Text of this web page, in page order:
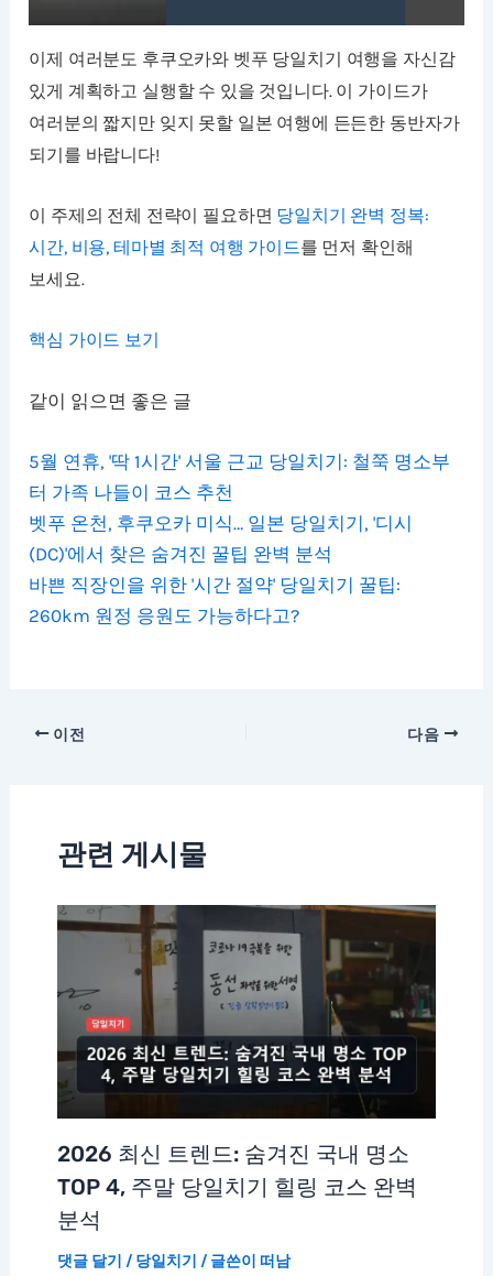
이제 여러분도 후쿠오카와 벳푸 당일치기 여행을 자신감
있게 계획하고 실행할 수 있을 것입니다. 이 가이드가
여러분의 짧지만 잊지 못할 일본 여행에 든든한 동반자가
되기를 바랍니다!
이 주제의 전체 전략이 필요하면 당일치기 완벽 정복:
시간, 비용, 테마별 최적 여행 가이드를 먼저 확인해
보세요.
핵심 가이드 보기
같이 읽으면 좋은 글
5월 연휴, '딱 1시간' 서울 근교 당일치기: 철쭉 명소부
터 가족 나들이 코스 추천
벳푸 온천, 후쿠오카 미식… 일본 당일치기, '디시
(DC)'에서 찾은 숨겨진 꿀팁 완벽 분석
바쁜 직장인을 위한 '시간 절약' 당일치기 꿀팁:
260km 원정 응원도 가능하다고?
이전 다음
관련 게시물
2026 최신 트렌드: 숨겨진 국내 명소
TOP 4, 주말 당일치기 힐링 코스 완벽
분석
댓글 달기 / 당일치기 / 글쓴이 떠남